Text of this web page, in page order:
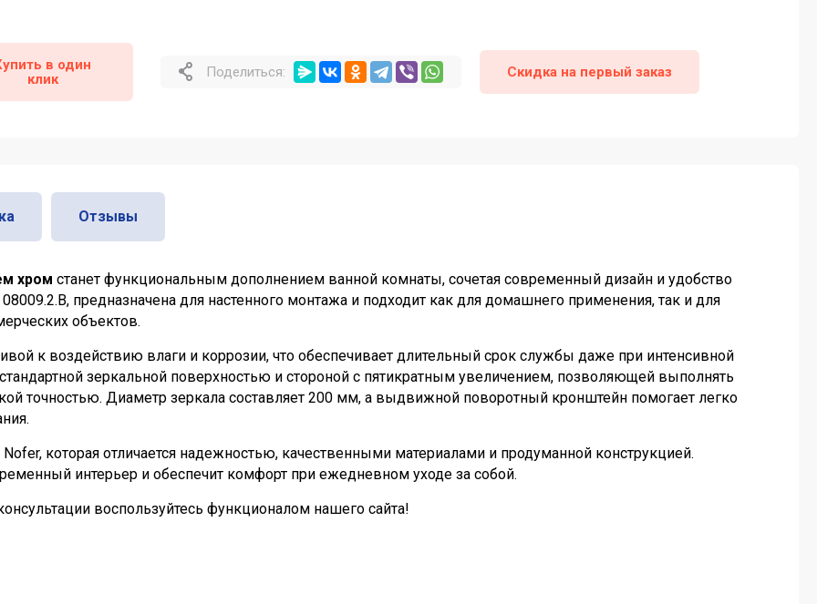
в один
клик
Поделиться: Скидка на первый заказ
Отзывы
хром станет функциональным дополнением ванной комнаты, сочетая современный дизайн и удобство
предназначена для настенного монтажа и подходит как для домашнего применения, так и для
объектов.
к воздействию влаги и коррозии, что обеспечивает длительный срок службы даже при интенсивной
зеркальной поверхностью и стороной с пятикратным увеличением, позволяющей выполнять
точностью. Диаметр зеркала составляет 200 мм, а выдвижной поворотный кронштейн помогает легко
которая отличается надежностью, качественными материалами и продуманной конструкцией.
интерьер и обеспечит комфорт при ежедневном уходе за собой.
воспользуйтесь функционалом нашего сайта!